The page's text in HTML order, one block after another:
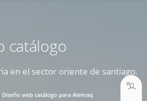
catálogo
en el sector oriente de santiago.
Diseño web catálogo para Alemaq
AM A 18:30 PM